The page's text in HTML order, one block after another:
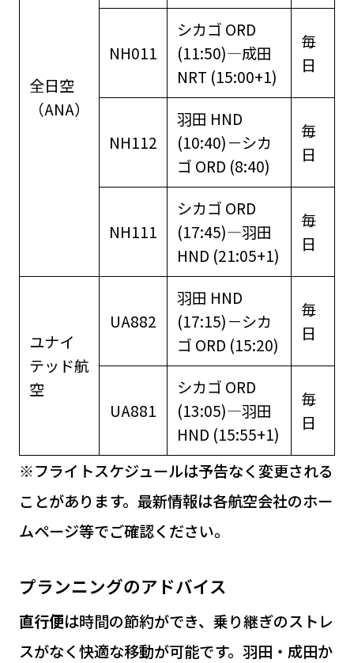
全日空
（ANA）
NH011
シカゴ ORD
(11:50)―成田
NRT (15:00+1)
毎
日
NH112
羽田 HND
(10:40)－シカ
ゴ ORD (8:40)
毎
日
NH111
シカゴ ORD
(17:45)―羽田
HND (21:05+1)
毎
日
ユナイ
テッド航
空
UA882
羽田 HND
(17:15)－シカ
ゴ ORD (15:20)
毎
日
UA881
シカゴ ORD
(13:05)―羽田
HND (15:55+1)
毎
日
※フライトスケジュールは予告なく変更される
ことがあります。最新情報は各航空会社のホー
ムページ等でご確認ください。
プランニングのアドバイス
直行便は時間の節約ができ、乗り継ぎのストレ
スがなく快適な移動が可能です。羽田・成田か